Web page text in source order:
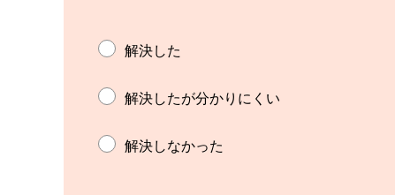
解決した
解決したが分かりにくい
解決しなかった